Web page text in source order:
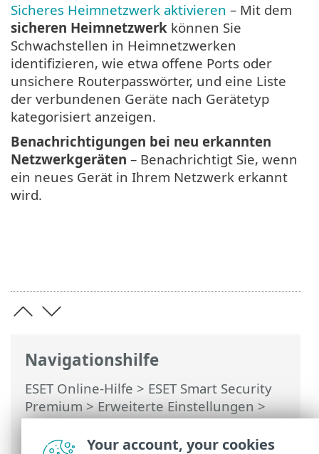
Navigationshilfe
ESET Online-Hilfe > ESET Smart Security
Premium>Erweiterte Einstellungen>
Schutzfunktionen>
Netzwerkzugriffsschutz> Sicheres
Sicheres Heimnetzwerk aktivieren – Mit dem
sicheren Heimnetzwerk können Sie
Schwachstellen in Heimnetzwerken
identifizieren, wie etwa offene Ports oder
unsichere Routerpasswörter, und eine Liste
der verbundenen Geräte nach Gerätetyp
kategorisiert anzeigen.
Benachrichtigungen bei neu erkannten
Netzwerkgeräten – Benachrichtigt Sie, wenn
ein neues Gerät in Ihrem Netzwerk erkannt
wird.
Your account, your cookies